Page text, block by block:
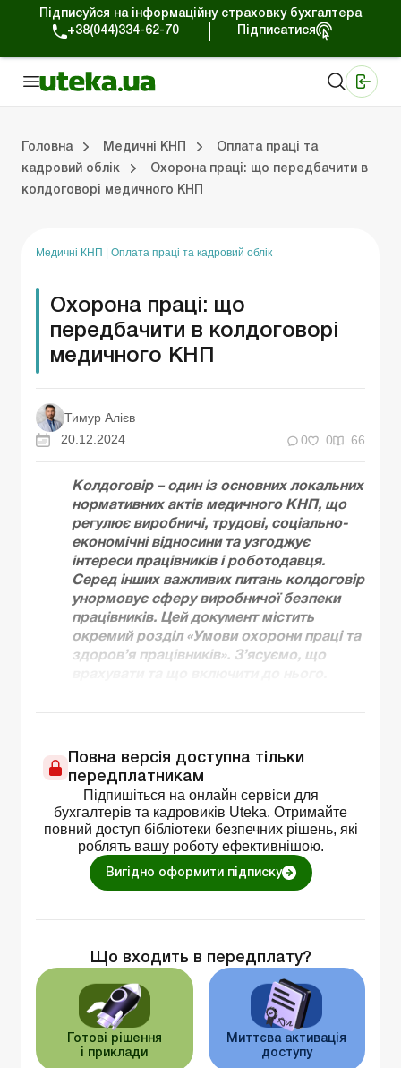
Підписуйся на інформаційну страховку бухгалтера
+38(044)334-62-70
Підписатися
Головна Медичні КНП
Оплата праці та
кадровий облік
Охорона праці: що передбачити в
колдоговорі медичного КНП
Медичні КНП Оплата праці та кадровий облік
Охорона праці: що
передбачити в колдоговорі
медичного КНП
Тимур Алієв
20.12.2024
0 0 66
Колдоговір – один із основних локальних
нормативних актів медичного КНП, що
регулює виробничі, трудові, соціально-
економічні відносини та узгоджує
інтереси працівників і роботодавця.
Серед інших важливих питань колдоговір
унормовує сферу виробничої безпеки
працівників. Цей документ містить
окремий розділ «Умови охорони праці та
здоров’я працівників». З’ясуємо, що
Повна версія доступна тільки
передплатникам
Підпишіться на онлайн сервіси для
бухгалтерів та кадровиків Uteka. Отримайте
повний доступ бібліотеки безпечних рішень, які
роблять вашу роботу ефективнішою.
Вигідно оформити підписку
Що входить в передплату?
Готові рішення
і приклади
Миттєва активація
доступу